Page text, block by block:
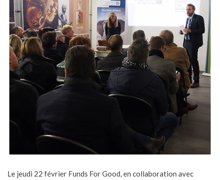
Le jeudi 22 février Funds For Good, en collaboration avec